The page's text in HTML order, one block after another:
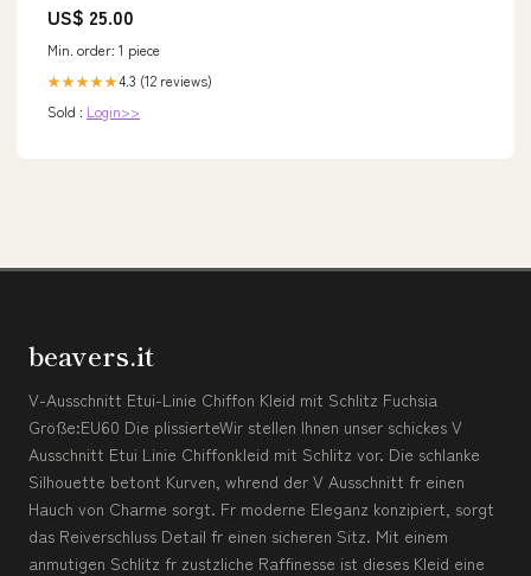
US$ 25.00
Min. order: 1 piece
★★★★★4.3 (12 reviews)
Sold : Login>>
beavers.it
V-Ausschnitt Etui-Linie Chiffon Kleid mit Schlitz Fuchsia
Größe:EU60 Die plissierteWir stellen Ihnen unser schickes V
Ausschnitt Etui Linie Chiffonkleid mit Schlitz vor. Die schlanke
Silhouette betont Kurven, whrend der V Ausschnitt fr einen
Hauch von Charme sorgt. Fr moderne Eleganz konzipiert, sorgt
das Reiverschluss Detail fr einen sicheren Sitz. Mit einem
anmutigen Schlitz fr zustzliche Raffinesse ist dieses Kleid eine